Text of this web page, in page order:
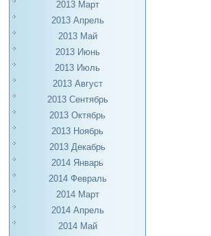
2013 Март
2013 Апрель
2013 Май
2013 Июнь
2013 Июль
2013 Август
2013 Сентябрь
2013 Октябрь
2013 Ноябрь
2013 Декабрь
2014 Январь
2014 Февраль
2014 Март
2014 Апрель
2014 Май